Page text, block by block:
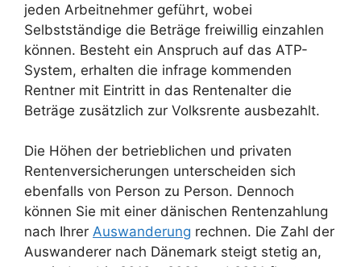
jeden Arbeitnehmer geführt, wobei
Selbstständige die Beträge freiwillig einzahlen
können. Besteht ein Anspruch auf das ATP-
System, erhalten die infrage kommenden
Rentner mit Eintritt in das Rentenalter die
Beträge zusätzlich zur Volksrente ausbezahlt.
Die Höhen der betrieblichen und privaten
Rentenversicherungen unterscheiden sich
ebenfalls von Person zu Person. Dennoch
können Sie mit einer dänischen Rentenzahlung
nach Ihrer Auswanderung rechnen. Die Zahl der
Auswanderer nach Dänemark steigt stetig an,